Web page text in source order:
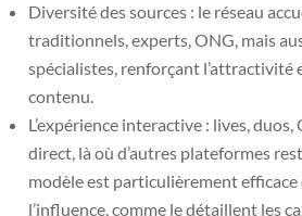
Diversité des sources : le réseau
traditionnels, experts, ONG, mais
spécialistes, renforçant l’attractivité
contenu.
L’expérience interactive : lives,
direct, là où d’autres plateformes
modèle est particulièrement efficace
l’influence, comme le détaillent les